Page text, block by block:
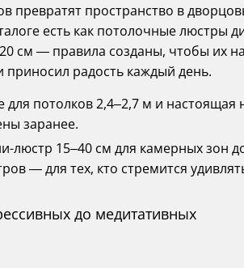
превратят пространство в
есть как потолочные люстры
см — правила созданы, чтобы их
радость каждый день.
потолков 2,4–2,7 м и
заранее.
люстр 15–40 см для камерных зон
— для тех, кто стремится
до медитативных